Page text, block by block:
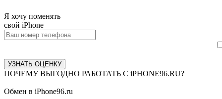
Я хочу поменять
свой iPhone
УЗНАТЬ ОЦЕНКУ
ПОЧЕМУ ВЫГОДНО РАБОТАТЬ С iPHONE96.RU?
Обмен в iPhone96.ru